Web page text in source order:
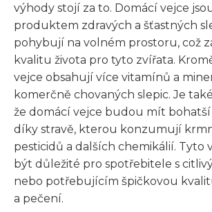
výhody stojí za to. Domácí vejce
produktem zdravých a šťastných
pohybují na volném prostoru, což
kvalitu života pro tyto zvířata.
vejce obsahují více vitamínů a
komerčně chovaných slepic. Je
že domácí vejce budou mít
díky stravě, kterou konzumují
pesticidů a dalších chemikálií. Tyto
být důležité pro spotřebitele s
nebo potřebujícím špičkovou
a pečení.